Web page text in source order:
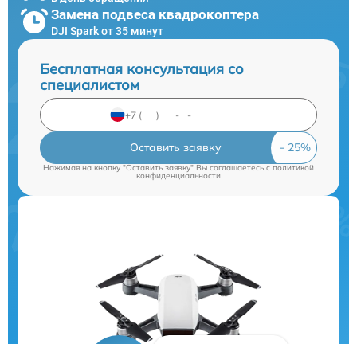
Замена подвеса квадрокоптера
DJI Spark от 35 минут
Бесплатная консультация со
специалистом
Оставить заявку
Нажимая на кнопку "Оставить заявку" Вы соглашаетесь cполитикой
конфиденциальности